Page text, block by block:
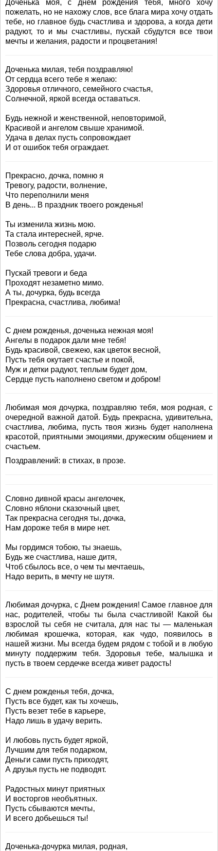
Доченька моя, с днем рождения тебя, много хочу
пожелать, но не нахожу слов, все блага мира хочу отдать
тебе, но главное будь счастлива и здорова, а когда дети
радуют, то и мы счастливы, пускай сбудутся все твои
мечты и желания, радости и процветания!
Доченька милая, тебя поздравляю!
От сердца всего тебе я желаю:
Здоровья отличного, семейного счастья,
Солнечной, яркой всегда оставаться.
Будь нежной и женственной, неповторимой,
Красивой и ангелом свыше хранимой.
Удача в делах пусть сопровождает
И от ошибок тебя ограждает.
Прекрасно, дочка, помню я
Тревогу, радости, волнение,
Что переполнили меня
В день... В праздник твоего рожденья!
Ты изменила жизнь мою.
Та стала интересней, ярче.
Позволь сегодня подарю
Тебе слова добра, удачи.
Пускай тревоги и беда
Проходят незаметно мимо.
А ты, дочурка, будь всегда
Прекрасна, счастлива, любима!
С днем рожденья, доченька нежная моя!
Ангелы в подарок дали мне тебя!
Будь красивой, свежею, как цветок весной,
Пусть тебя окутает счастье и покой,
Муж и детки радуют, теплым будет дом,
Сердце пусть наполнено светом и добром!
Любимая моя дочурка, поздравляю тебя, моя родная, с
очередной важной датой. Будь прекрасна, удивительна,
счастлива, любима, пусть твоя жизнь будет наполнена
красотой, приятными эмоциями, дружеским общением и
счастьем.
Поздравлений: в стихах, в прозе.
Словно дивной красы ангелочек,
Словно яблони сказочный цвет,
Так прекрасна сегодня ты, дочка,
Нам дороже тебя в мире нет.
Мы гордимся тобою, ты знаешь,
Будь же счастлива, наше дитя,
Чтоб сбылось все, о чем ты мечтаешь,
Надо верить, в мечту не шутя.
Любимая дочурка, с Днем рождения! Самое главное для
нас, родителей, чтобы ты была счастливой! Какой бы
взрослой ты себя не считала, для нас ты — маленькая
любимая крошечка, которая, как чудо, появилось в
нашей жизни. Мы всегда будем рядом с тобой и в любую
минуту поддержим тебя. Здоровья тебе, малышка и
пусть в твоем сердечке всегда живет радость!
С днем рожденья тебя, дочка,
Пусть все будет, как ты хочешь,
Пусть везет тебе в карьере,
Надо лишь в удачу верить.
И любовь пусть будет яркой,
Лучшим для тебя подарком,
Деньги сами пусть приходят,
А друзья пусть не подводят.
Радостных минут приятных
И восторгов необъятных.
Пусть сбываются мечты,
И всего добьешься ты!
Доченька-дочурка милая, родная,